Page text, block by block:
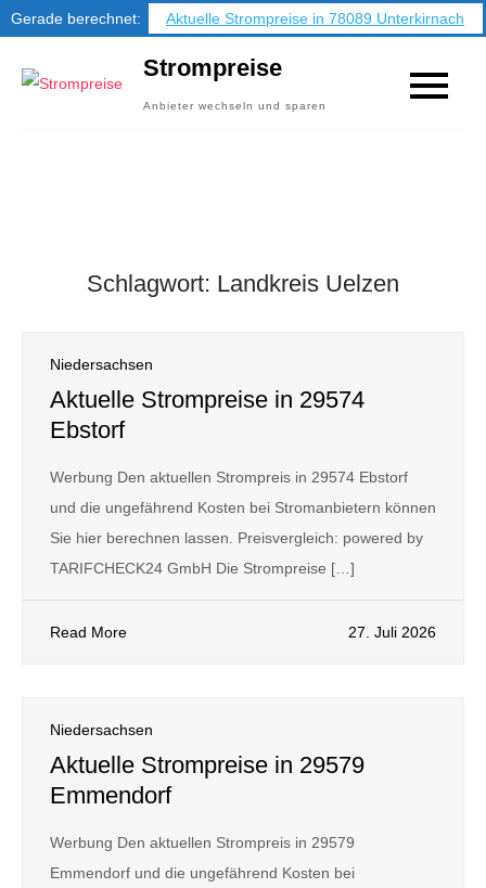
Gerade berechnet:
Aktuelle Strompreise in 78089 Unterkirnach
Strompreise
Anbieter wechseln und sparen
Schlagwort: Landkreis Uelzen
Niedersachsen
Aktuelle Strompreise in 29574
Ebstorf
Werbung Den aktuellen Strompreis in 29574 Ebstorf
und die ungefährend Kosten bei Stromanbietern können
Sie hier berechnen lassen. Preisvergleich: powered by
TARIFCHECK24 GmbH Die Strompreise […]
Read More 27. Juli 2026
Niedersachsen
Aktuelle Strompreise in 29579
Emmendorf
Werbung Den aktuellen Strompreis in 29579
Emmendorf und die ungefährend Kosten bei